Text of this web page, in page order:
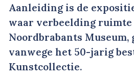
Aanleiding is de
waar verbeelding
Noordbrabants Museum,
vanwege het 50-jarig
Kunstcollectie.